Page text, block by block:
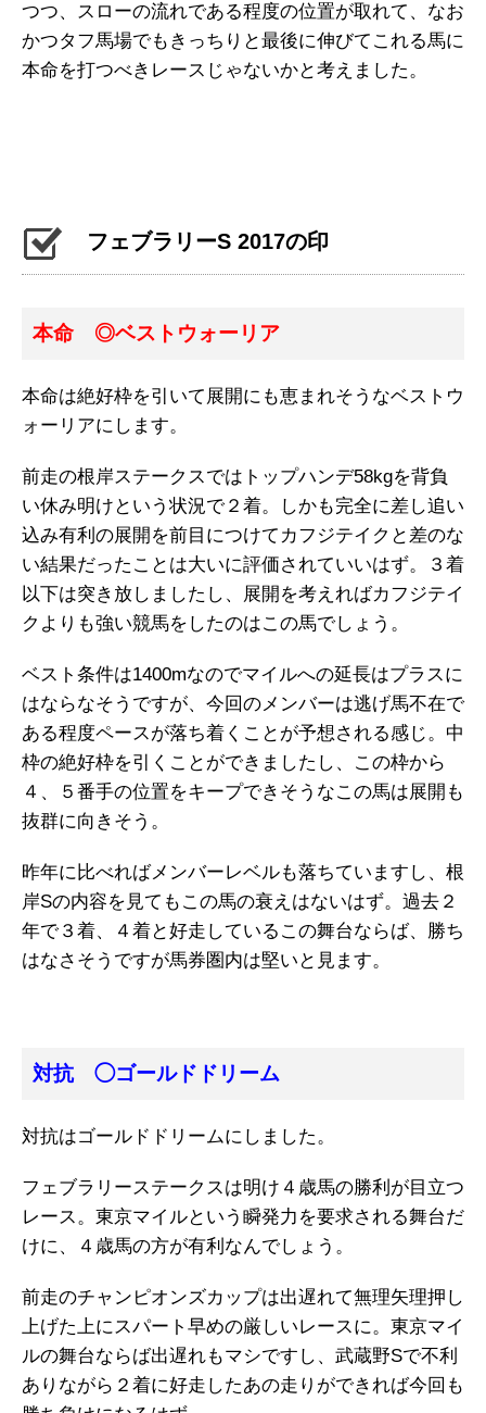
つつ、スローの流れである程度の位置が取れて、なお
かつタフ馬場でもきっちりと最後に伸びてこれる馬に
本命を打つべきレースじゃないかと考えました。
フェブラリーS 2017の印
本命 ◎ベストウォーリア
本命は絶好枠を引いて展開にも恵まれそうなベストウ
ォーリアにします。
前走の根岸ステークスではトップハンデ58kgを背負
い休み明けという状況で２着。しかも完全に差し追い
込み有利の展開を前目につけてカフジテイクと差のな
い結果だったことは大いに評価されていいはず。３着
以下は突き放しましたし、展開を考えればカフジテイ
クよりも強い競馬をしたのはこの馬でしょう。
ベスト条件は1400mなのでマイルへの延長はプラスに
はならなそうですが、今回のメンバーは逃げ馬不在で
ある程度ペースが落ち着くことが予想される感じ。中
枠の絶好枠を引くことができましたし、この枠から
４、５番手の位置をキープできそうなこの馬は展開も
抜群に向きそう。
昨年に比べればメンバーレベルも落ちていますし、根
岸Sの内容を見てもこの馬の衰えはないはず。過去２
年で３着、４着と好走しているこの舞台ならば、勝ち
はなさそうですが馬券圏内は堅いと見ます。
対抗 ◯ゴールドドリーム
対抗はゴールドドリームにしました。
フェブラリーステークスは明け４歳馬の勝利が目立つ
レース。東京マイルという瞬発力を要求される舞台だ
けに、４歳馬の方が有利なんでしょう。
前走のチャンピオンズカップは出遅れて無理矢理押し
上げた上にスパート早めの厳しいレースに。東京マイ
ルの舞台ならば出遅れもマシですし、武蔵野Sで不利
ありながら２着に好走したあの走りができれば今回も